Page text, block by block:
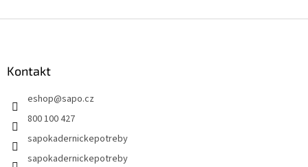
Kontakt
eshop@sapo.cz
800 100 427
sapokadernickepotreby
sapokadernickepotreby